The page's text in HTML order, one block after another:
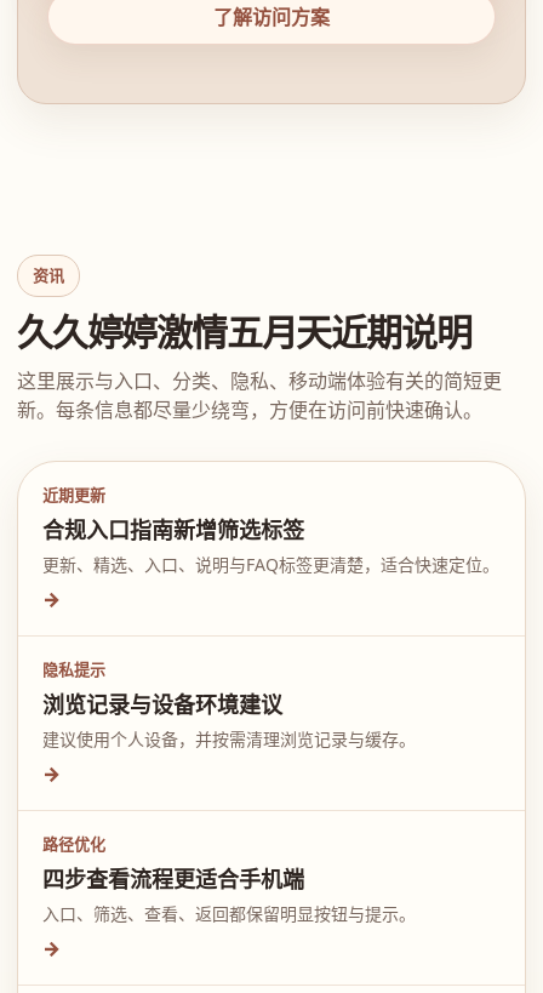
了解访问方案
资讯
久久婷婷激情五月天近期说明
这里展示与入口、分类、隐私、移动端体验有关的简短更
新。每条信息都尽量少绕弯，方便在访问前快速确认。
近期更新
合规入口指南新增筛选标签
更新、精选、入口、说明与FAQ标签更清楚，适合快速定位。
→
隐私提示
浏览记录与设备环境建议
建议使用个人设备，并按需清理浏览记录与缓存。
→
路径优化
四步查看流程更适合手机端
入口、筛选、查看、返回都保留明显按钮与提示。
→